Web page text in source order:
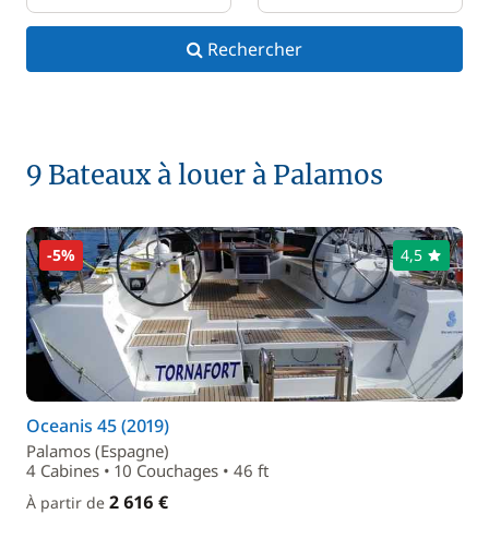
Rechercher
9 Bateaux à louer à Palamos
-5% 4,5
Oceanis 45 (2019)
Palamos (Espagne)
4 Cabines • 10 Couchages • 46 ft
À partir de 2 616 €